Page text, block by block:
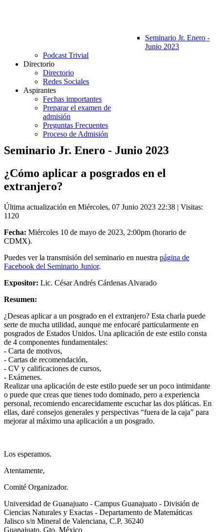
Seminario Jr. Enero -
Junio 2023
Podcast Trivial
Directorio
Directorio
Redes Sociales
Aspirantes
Fechas importantes
Preparar el examen de
admisión
Preguntas Frecuentes
Proceso de Admisión
Seminario Jr. Enero - Junio 2023
¿Cómo aplicar a posgrados en el
extranjero?
Última actualización en Miércoles, 07 Junio 2023 22:38 | Visitas:
1120
Fecha: Miércoles 10 de mayo de 2023, 2:00pm (horario de
CDMX).
Puedes ver la transmisión del seminario en nuestra página de
Facebook del Seminario Junior.
Expositor: Lic. César Andrés Cárdenas Alvarado
Resumen:
¿Deseas aplicar a un posgrado en el extranjero? Esta charla puede
serte de mucha utilidad, aunque me enfocaré particularmente en
posgrados de Estados Unidos. Una aplicación de este estilo consta
de 4 componentes fundamentales:
- Carta de motivos,
- Cartas de recomendación,
- CV y calificaciones de cursos,
- Exámenes.
Realizar una aplicación de este estilo puede ser un poco intimidante
o puede que creas que tienes todo dominado, pero a experiencia
personal, recomiendo encarecidamente escuchar las dos pláticas. En
ellas, daré consejos generales y perspectivas “fuera de la caja” para
mejorar al máximo una aplicación a un posgrado.
Los esperamos.
Atentamente,
Comité Organizador.
Universidad de Guanajuato - Campus Guanajuato - División de
Ciencias Naturales y Exactas - Departamento de Matemáticas
Jalisco s/n Mineral de Valenciana, C.P. 36240
Guanajuato, Gto. México